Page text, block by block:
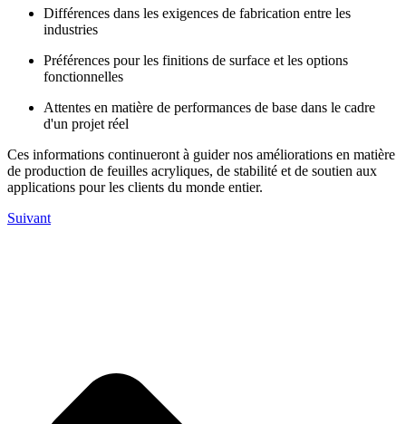
Différences dans les exigences de fabrication entre les
industries
Préférences pour les finitions de surface et les options
fonctionnelles
Attentes en matière de performances de base dans le cadre
d'un projet réel
Ces informations continueront à guider nos améliorations en matière
de production de feuilles acryliques, de stabilité et de soutien aux
applications pour les clients du monde entier.
Suivant